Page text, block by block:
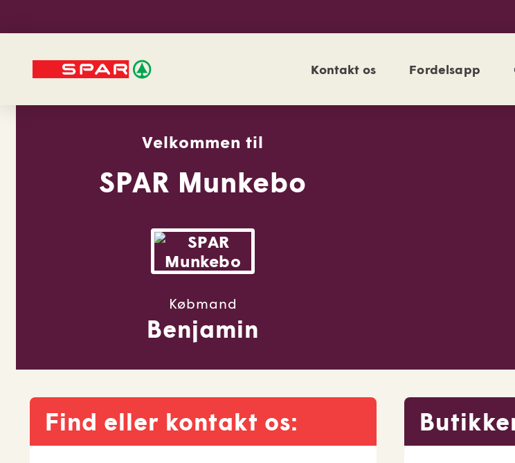
Kontakt os Fordelsapp
Velkommen til
SPAR Munkebo
Købmand
Benjamin
Find eller kontakt os: